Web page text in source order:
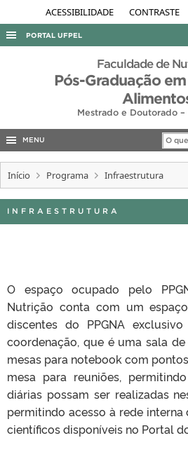
ACESSIBILIDADE CONTRASTE
PORTAL UFPEL
ACESSO À INFORMAÇÃO
AUDITORIA
CONCURSOS
INTERNACIONAL
PORTARIAS
Faculdade de
Pós-Graduação
Mestrado e Doutorado
MENU
Início Programa Infraestrutura
INFRAESTRUTURA
O espaço ocupado pelo
Nutrição conta com um
discentes do PPGNA
coordenação, que é uma sala
mesas para notebook com
mesa para reuniões,
diárias possam ser realizadas
permitindo acesso à rede interna
científicos disponíveis no Portal